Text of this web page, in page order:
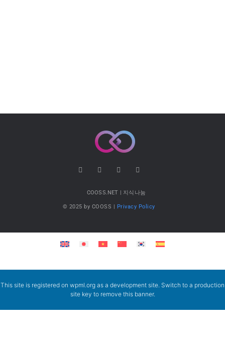
COOSS.NET | 지식나눔
© 2025 by COOSS | Privacy Policy
This site is registered on wpml.org as a development site. Switch to a production
site key to remove this banner.